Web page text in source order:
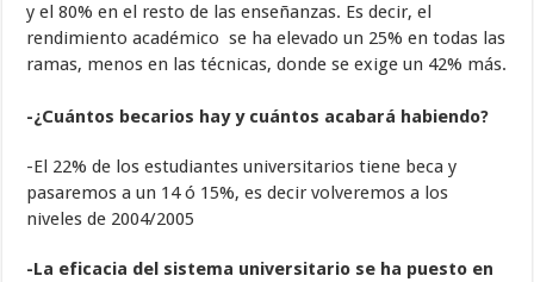
y el 80% en el resto de las enseñanzas. Es decir, el
rendimiento académico se ha elevado un 25% en todas las
ramas, menos en las técnicas, donde se exige un 42% más.
-¿Cuántos becarios hay y cuántos acabará habiendo?
-El 22% de los estudiantes universitarios tiene beca y
pasaremos a un 14 ó 15%, es decir volveremos a los
niveles de 2004/2005
-La eficacia del sistema universitario se ha puesto en